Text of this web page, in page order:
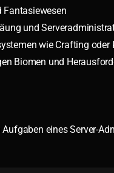
Fantasiewesen
und
wie Crafting oder
Biomen und
eines Server-